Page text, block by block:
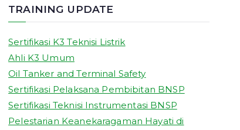
TRAINING UPDATE
Sertifikasi K3 Teknisi Listrik
Ahli K3 Umum
Oil Tanker and Terminal Safety
Sertifikasi Pelaksana Pembibitan BNSP
Sertifikasi Teknisi Instrumentasi BNSP
Pelestarian Keanekaragaman Hayati di